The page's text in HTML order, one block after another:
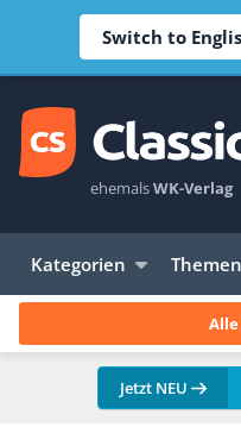
Switch to
ehemalsWK-Verlag
Kategorien Themen
Jetzt NEU